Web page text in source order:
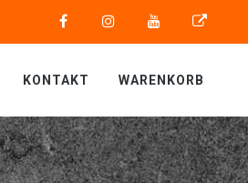
KONTAKT WARENKORB